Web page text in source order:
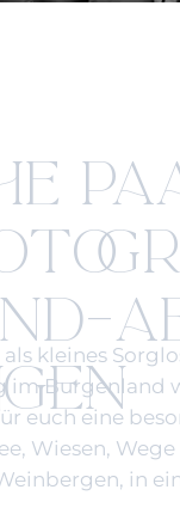
kleines
im Burgenland
euch eine
Wiesen,
in